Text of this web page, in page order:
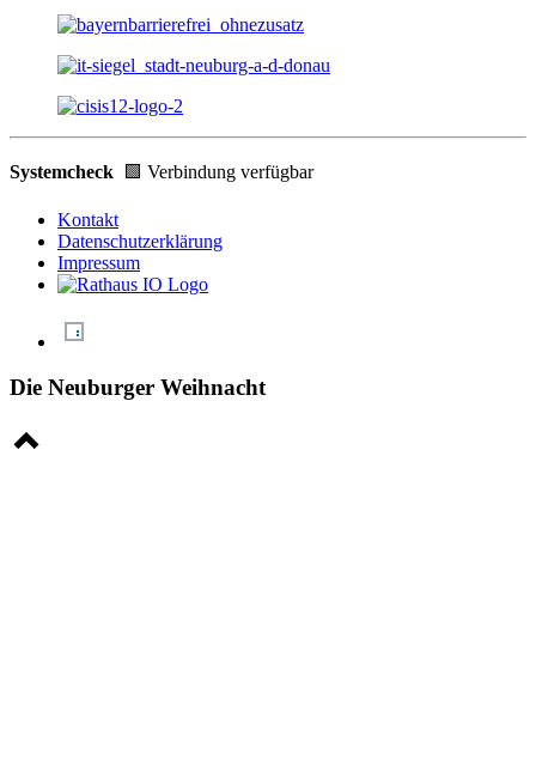
Systemcheck 🟩 Verbindung verfügbar
Kontakt
Datenschutzerklärung
Impressum
Die Neuburger Weihnacht